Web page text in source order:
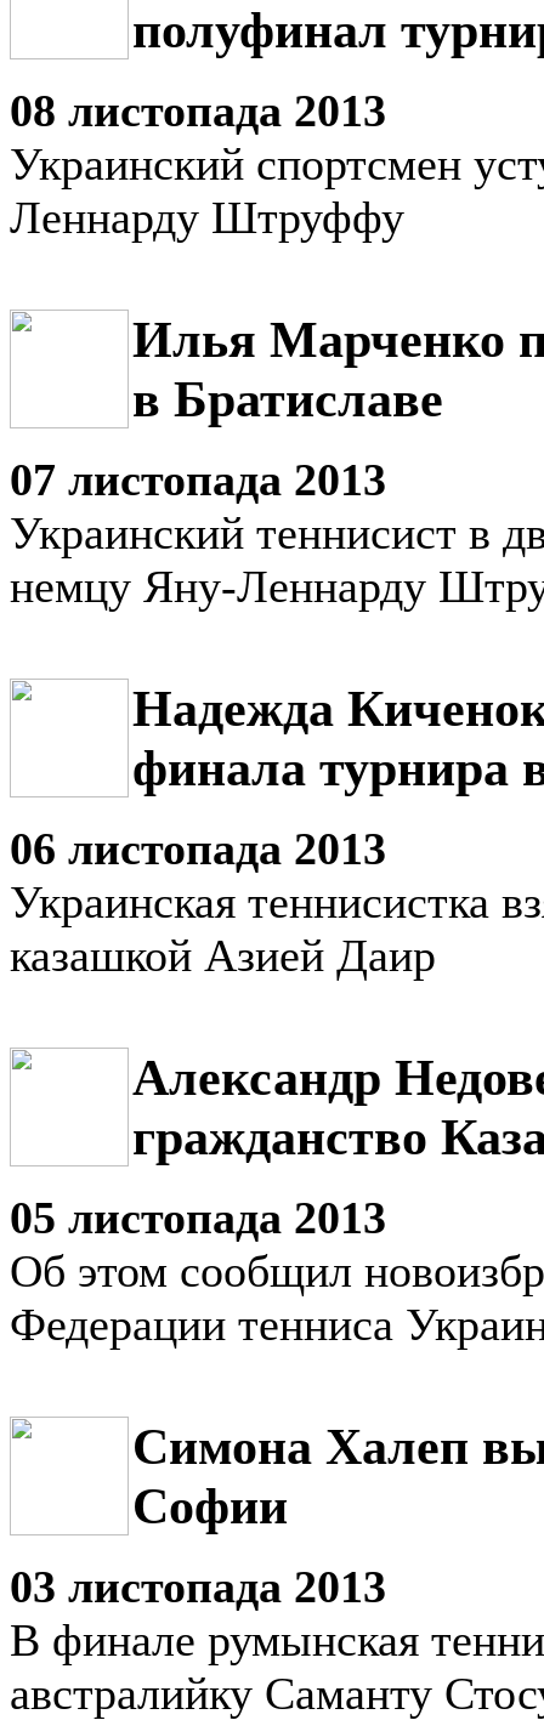
полуфинал
08 листопада 2013
Украинский спортсмен
Леннарду Штруффу
Илья Марченко
в Братиславе
07 листопада 2013
Украинский теннисист в
немцу Яну-Леннарду
Надежда
финала турнира
06 листопада 2013
Украинская теннисистка
казашкой Азией Даир
Александр
гражданство
05 листопада 2013
Об этом сообщил
Федерации тенниса
Симона Халеп
Софии
03 листопада 2013
В финале румынская
австралийку Саманту